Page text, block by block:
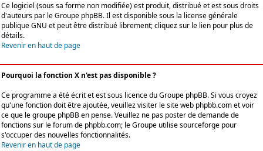
Ce logiciel (sous sa forme non modifiée) est produit, distribué et est sous droits
d'auteurs par leGroupe phpBB. Il est disponible sous la license générale
publique GNU et peut être distribué librement; cliquez sur le lien pour plus de
détails.
Revenir en haut de page
Pourquoi la fonction X n'est pas disponible ?
Ce programme a été écrit et est sous licence du Groupe phpBB. Si vous croyez
qu'une fonction doit être ajoutée, veuillez visiter le site web phpbb.com et voir
ce que le groupe phpBB en pense. Veuillez ne pas poster de demande de
fonctions sur le forum de phpbb.com; le Groupe utilise sourceforge pour
s'occuper des nouvelles fonctionnalités.
Revenir en haut de page